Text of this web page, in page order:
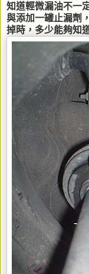
知道輕微漏油不一
與添加一罐止漏劑
掉時，多少能夠知